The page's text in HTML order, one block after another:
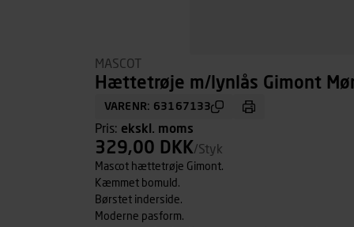
MASCOT
Hættetrøje m/lynlås Gimont
VARENR: 63167133
Pris: ekskl. moms
329,00 DKK/Styk
Mascot hættetrøje Gimont.
Kæmmet bomuld.
Børstet inderside.
Moderne pasform.